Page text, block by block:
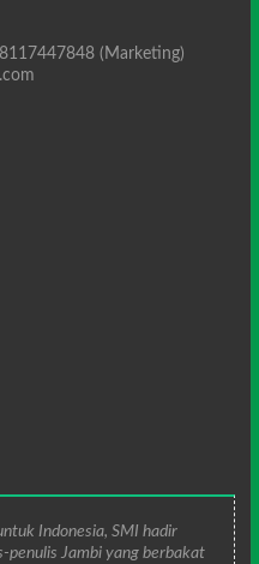
(Marketing)
Indonesia, SMI hadir
penulis Jambi yang berbakat